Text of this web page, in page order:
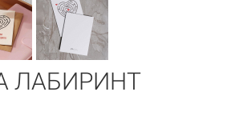
ЛАБИРИНТ